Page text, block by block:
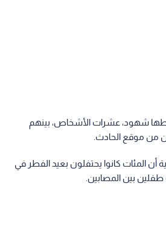
شهود، عشرات الأشخاص، بينهم
من موقع الحادث.
أن المئات كانوا يحتفلون بعيد الفطر في
طفلين بين المصابين.